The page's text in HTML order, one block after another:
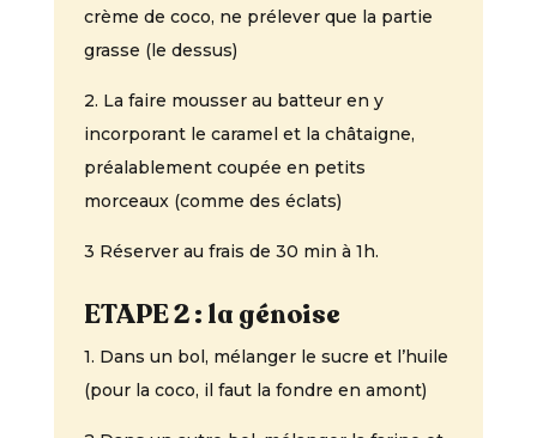
crème de coco, ne prélever que la partie
grasse (le dessus)
2. La faire mousser au batteur en y
incorporant le caramel et la châtaigne,
préalablement coupée en petits
morceaux (comme des éclats)
3 Réserver au frais de 30 min à 1h.
ETAPE 2 : la génoise
1. Dans un bol, mélanger le sucre et l’huile
(pour la coco, il faut la fondre en amont)